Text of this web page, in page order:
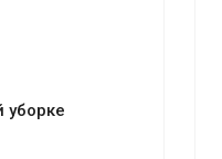
уборке